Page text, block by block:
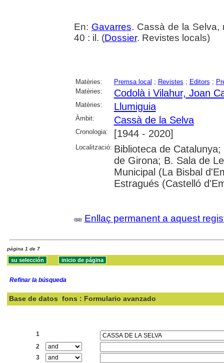
En: Gavarres. Cassà de la Selva,
40 : il. (Dossier. Revistes locals)
Matèries: Premsa local ; Revistes ; Editors ;
Matèries:
Codolà i Vilahur, Joan
Matèries: Llumiguia
Àmbit: Cassà de la Selva
Cronologia: [1944 - 2020]
Localització: Biblioteca de
de Girona; B. Sala de
Municipal (La Bisbal
Estragués (Castelló
Enllaç permanent a aquest
página 1 de 7
Refinar la búsqueda
Base de datos fons : Formulario avanzado
1
2
3